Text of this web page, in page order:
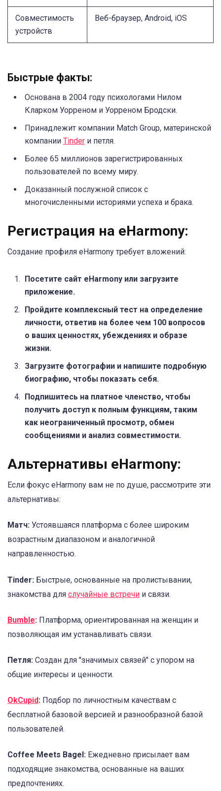
Совместимость
устройств
Веб-браузер, Android, iOS
Быстрые факты:
Основана в 2004 году психологами Нилом
Кларком Уорреном и Уорреном Бродски.
Принадлежит компании Match Group, материнской
компании Tinder и петля.
Более 65 миллионов зарегистрированных
пользователей по всему миру.
Доказанный послужной список с
многочисленными историями успеха и брака.
Регистрация на eHarmony:
Создание профиля eHarmony требует вложений:
Посетите сайт eHarmony или загрузите
приложение.
Пройдите комплексный тест на определение
личности, ответив на более чем 100 вопросов
о ваших ценностях, убеждениях и образе
жизни.
Загрузите фотографии и напишите подробную
биографию, чтобы показать себя.
Подпишитесь на платное членство, чтобы
получить доступ к полным функциям, таким
как неограниченный просмотр, обмен
сообщениями и анализ совместимости.
Альтернативы eHarmony:
Если фокус eHarmony вам не по душе, рассмотрите эти
альтернативы:
Матч: Устоявшаяся платформа с более широким
возрастным диапазоном и аналогичной
направленностью.
Tinder: Быстрые, основанные на пролистывании,
знакомства для случайные встречи и связи.
Bumble: Платформа, ориентированная на женщин и
позволяющая им устанавливать связи.
Петля: Создан для "значимых связей" с упором на
общие интересы и ценности.
OkCupid: Подбор по личностным качествам с
бесплатной базовой версией и разнообразной базой
пользователей.
Coffee Meets Bagel: Ежедневно присылает вам
подходящие знакомства, основанные на ваших
предпочтениях.